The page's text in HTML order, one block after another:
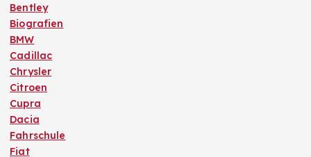
Bentley
Biografien
BMW
Cadillac
Chrysler
Citroen
Cupra
Dacia
Fahrschule
Fiat